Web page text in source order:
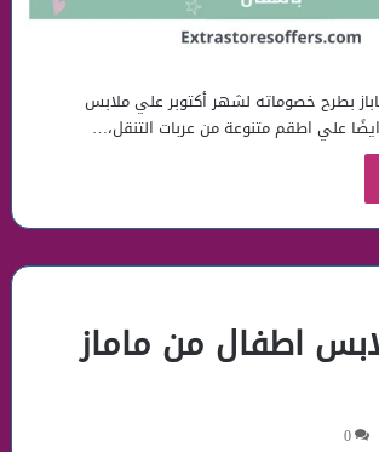
بطرح خصوماته لشهر أكتوبر علي ملابس
علي اطقم متنوعة من عربات التنقل،…
اطفال من ماماز
0